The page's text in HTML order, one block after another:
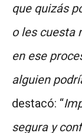
que quizás
o les cuesta
en ese
alguien
destacó: “
segura y